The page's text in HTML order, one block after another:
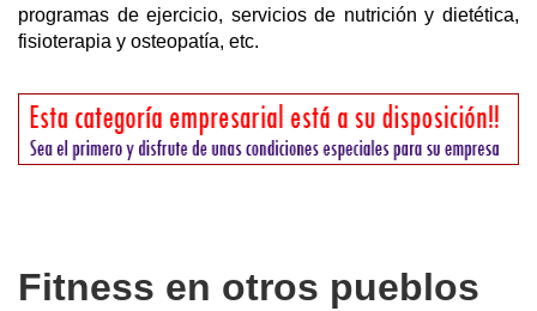
programas de ejercicio, servicios de nutrición y dietética,
fisioterapia y osteopatía, etc.
Fitness en otros pueblos